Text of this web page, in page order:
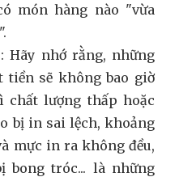
món hàng nào "vừa
: Hãy nhớ rằng, những
tiền sẽ không bao giờ
chất lượng thấp hoặc
bị in sai lệch, khoảng
mực in ra không đều,
bong tróc... là những